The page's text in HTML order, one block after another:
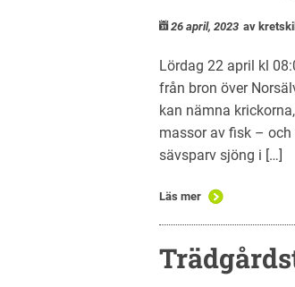
26 april, 2023 av
Lördag 22 april kl
från bron över
kan nämna
massor av fisk –
sävsparv sjöng i […]
Läs mer